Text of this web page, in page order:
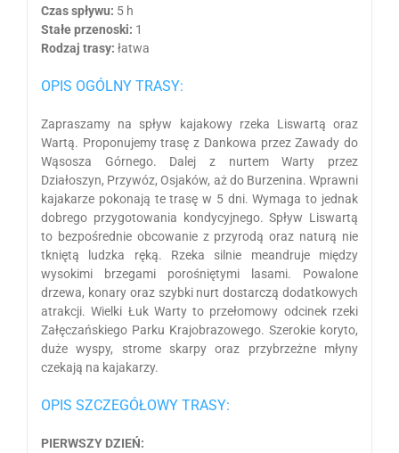
Czas spływu: 5 h
Stałe przenoski: 1
Rodzaj trasy: łatwa
OPIS OGÓLNY TRASY:
Zapraszamy na spływ kajakowy rzeka Liswartą oraz
Wartą. Proponujemy trasę z Dankowa przez Zawady do
Wąsosza Górnego. Dalej z nurtem Warty przez
Działoszyn, Przywóz, Osjaków, aż do Burzenina. Wprawni
kajakarze pokonają te trasę w 5 dni. Wymaga to jednak
dobrego przygotowania kondycyjnego. Spływ Liswartą
to bezpośrednie obcowanie z przyrodą oraz naturą nie
tkniętą ludzka ręką. Rzeka silnie meandruje między
wysokimi brzegami porośniętymi lasami. Powalone
drzewa, konary oraz szybki nurt dostarczą dodatkowych
atrakcji. Wielki Łuk Warty to przełomowy odcinek rzeki
Załęczańskiego Parku Krajobrazowego. Szerokie koryto,
duże wyspy, strome skarpy oraz przybrzeżne młyny
czekają na kajakarzy.
OPIS SZCZEGÓŁOWY TRASY:
PIERWSZY DZIEŃ: